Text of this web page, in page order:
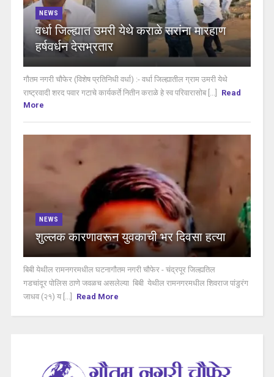
NEWS
वर्धा जिल्ह्यात उमरी येथे कराळे सरांना मारहाण
हर्षवर्धन देसभ्रतार
गौतम नगरी चौफेर (विशेष प्रतिनिधी वर्धा) :- वर्धा जिल्ह्यातील ग्राम उमरी येथे
राष्ट्रवादी शरद पवार गटाचे कार्यकर्ते नितीन कराळे हे स्व परिवारासोब [...]
Read
More
NEWS
शुल्लक कारणावरून युवकाची भर दिवसा हत्या
बिबी येथील रामनगरमधील घटनागौतम नगरी चौफेर - चंद्रपूर जिल्ह्यतिल
गडचांदूर पोलिस ठाणे जवळच असलेल्या बिबी येथील रामनगरमधील शिवराज पांडुरंग
जाधव (२१) य [...]
Read More